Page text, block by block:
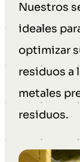
Nuestros
ideales
optimizar
residuos a
metales
residuos.